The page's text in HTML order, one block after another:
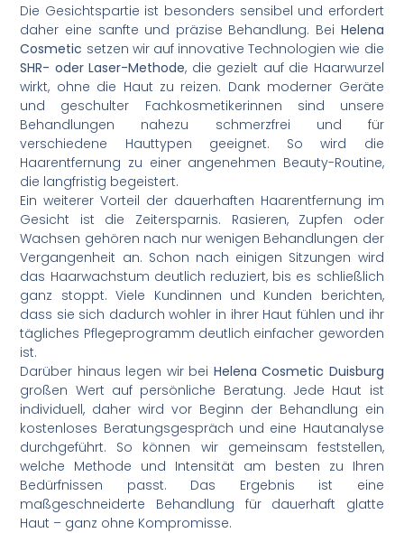
Die Gesichtspartie ist besonders sensibel und erfordert
daher eine sanfte und präzise Behandlung. Bei Helena
Cosmetic setzen wir auf innovative Technologien wie die
SHR- oder Laser-Methode, die gezielt auf die Haarwurzel
wirkt, ohne die Haut zu reizen. Dank moderner Geräte
und geschulter Fachkosmetikerinnen sind unsere
Behandlungen nahezu schmerzfrei und für
verschiedene Hauttypen geeignet. So wird die
Haarentfernung zu einer angenehmen Beauty-Routine,
die langfristig begeistert.
Ein weiterer Vorteil der dauerhaften Haarentfernung im
Gesicht ist die Zeitersparnis. Rasieren, Zupfen oder
Wachsen gehören nach nur wenigen Behandlungen der
Vergangenheit an. Schon nach einigen Sitzungen wird
das Haarwachstum deutlich reduziert, bis es schließlich
ganz stoppt. Viele Kundinnen und Kunden berichten,
dass sie sich dadurch wohler in ihrer Haut fühlen und ihr
tägliches Pflegeprogramm deutlich einfacher geworden
ist.
Darüber hinaus legen wir bei Helena Cosmetic Duisburg
großen Wert auf persönliche Beratung. Jede Haut ist
individuell, daher wird vor Beginn der Behandlung ein
kostenloses Beratungsgespräch und eine Hautanalyse
durchgeführt. So können wir gemeinsam feststellen,
welche Methode und Intensität am besten zu Ihren
Bedürfnissen passt. Das Ergebnis ist eine
maßgeschneiderte Behandlung für dauerhaft glatte
Haut – ganz ohne Kompromisse.